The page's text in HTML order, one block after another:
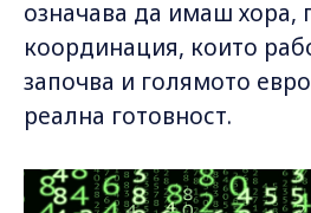
означава да имаш хора,
координация, които
започва и голямото
реална готовност.